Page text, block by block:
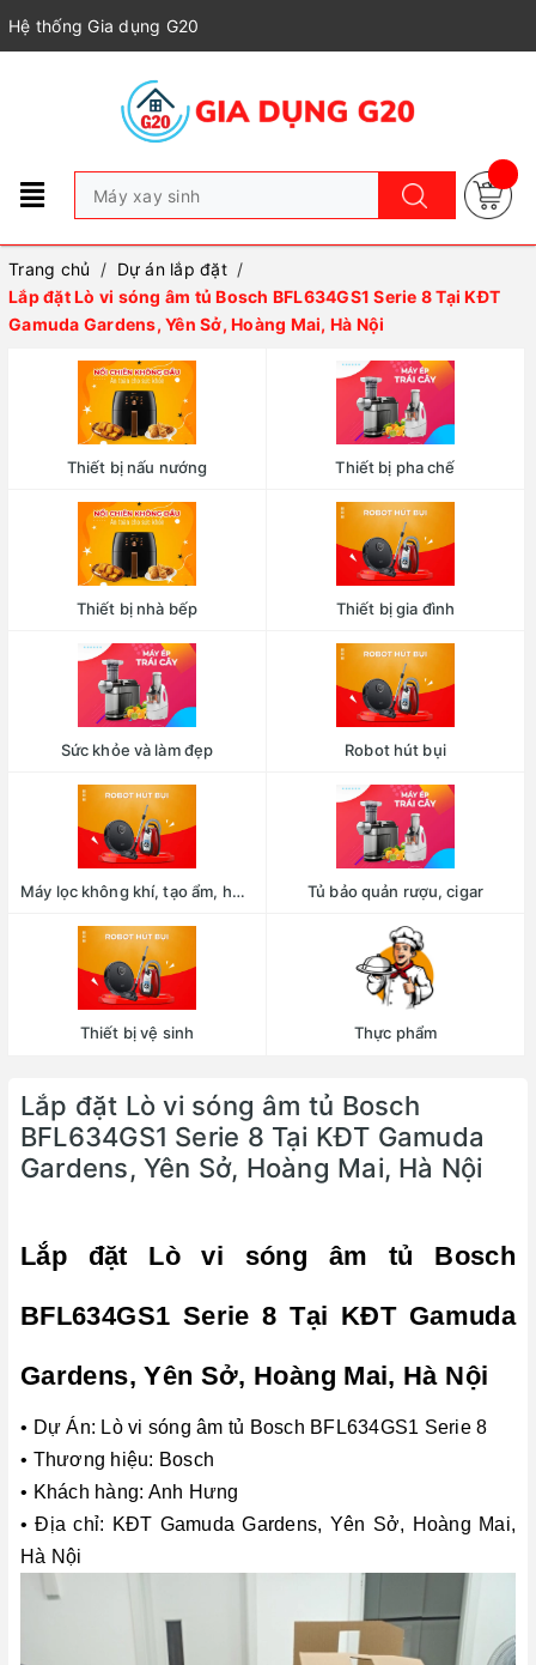
Hệ thống Gia dụng G20
Trang chủ / Dự án lắp đặt /
Lắp đặt Lò vi sóng âm tủ Bosch BFL634GS1 Serie 8 Tại KĐT
Gamuda Gardens, Yên Sở, Hoàng Mai, Hà Nội
Thiết bị nấu nướng Thiết bị pha chế
Thiết bị nhà bếp Thiết bị gia đình
Sức khỏe và làm đẹp Robot hút bụi
Máy lọc không khí, tạo ẩm, hút ẩm Tủ bảo quản rượu, cigar
Thiết bị vệ sinh Thực phẩm
Lắp đặt Lò vi sóng âm tủ Bosch
BFL634GS1 Serie 8 Tại KĐT Gamuda
Gardens, Yên Sở, Hoàng Mai, Hà Nội
Lắp đặt Lò vi sóng âm tủ Bosch
BFL634GS1 Serie 8 Tại KĐT Gamuda
Gardens, Yên Sở, Hoàng Mai, Hà Nội
• Dự Án: Lò vi sóng âm tủ Bosch BFL634GS1 Serie 8
• Thương hiệu: Bosch
• Khách hàng: Anh Hưng
• Địa chỉ: KĐT Gamuda Gardens, Yên Sở, Hoàng Mai,
Hà Nội